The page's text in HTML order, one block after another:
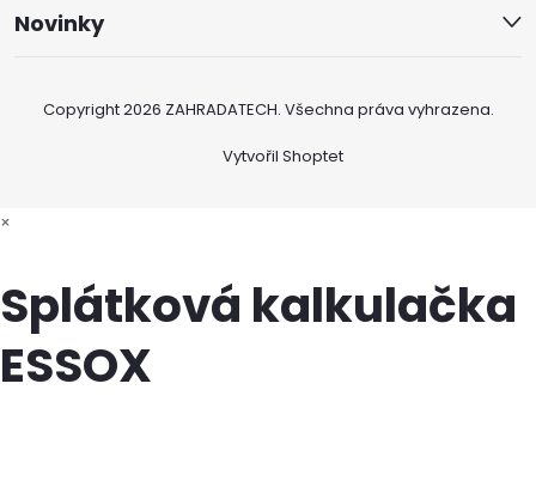
Novinky
Vytvořil Shoptet
Copyright 2026 ZAHRADATECH. Všechna práva vyhrazena.
×
Splátková kalkulačka
ESSOX